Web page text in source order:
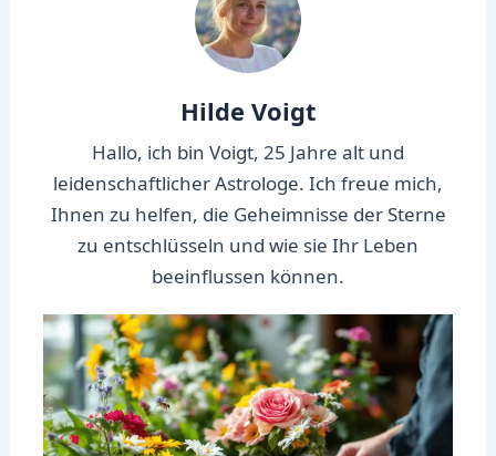
Hilde Voigt
Hallo, ich bin Voigt, 25 Jahre alt und
leidenschaftlicher Astrologe. Ich freue mich,
Ihnen zu helfen, die Geheimnisse der Sterne
zu entschlüsseln und wie sie Ihr Leben
beeinflussen können.